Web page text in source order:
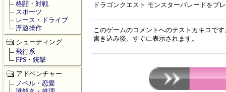
ドラゴンクエスト モンスターパレードをプ
このゲームのコメントへのテストカキコです
書き込み後、すぐに表示されます。
格闘・対戦
スポーツ
レース・ドライブ
浮遊操作
シューティング
飛行系
FPS・銃撃
アドベンチャー
ノベル・恋愛